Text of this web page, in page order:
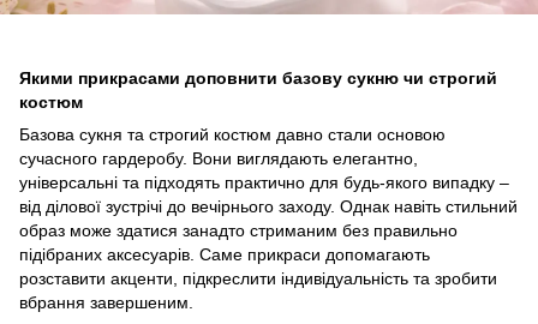
Якими прикрасами доповнити базову сукню чи строгий
костюм
Базова сукня та строгий костюм давно стали основою
сучасного гардеробу. Вони виглядають елегантно,
універсальні та підходять практично для будь-якого випадку –
від ділової зустрічі до вечірнього заходу. Однак навіть стильний
образ може здатися занадто стриманим без правильно
підібраних аксесуарів. Саме прикраси допомагають
розставити акценти, підкреслити індивідуальність та зробити
вбрання завершеним.